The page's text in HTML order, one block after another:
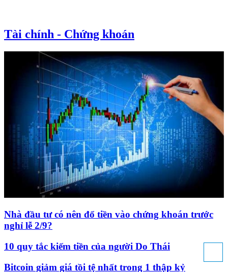
Tài chính - Chứng khoán
Nhà đầu tư có nên đổ tiền vào chứng khoán trước
nghỉ lễ 2/9?
10 quy tắc kiếm tiền của người Do Thái
Bitcoin giảm giá tồi tệ nhất trong 1 thập kỷ